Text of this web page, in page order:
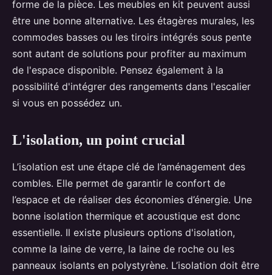
forme de la pièce. Les meubles en kit peuvent aussi
être une bonne alternative. Les étagères murales, les
commodes basses ou les tiroirs intégrés sous pente
sont autant de solutions pour profiter au maximum
de l'espace disponible. Pensez également à la
possibilité d'intégrer des rangements dans l'escalier
si vous en possédez un.
L'isolation, un point crucial
L’isolation est une étape clé de l’aménagement des
combles. Elle permet de garantir le confort de
l’espace et de réaliser des économies d’énergie. Une
bonne isolation thermique et acoustique est donc
essentielle. Il existe plusieurs options d'isolation,
comme la laine de verre, la laine de roche ou les
panneaux isolants en polystyrène. L’isolation doit être